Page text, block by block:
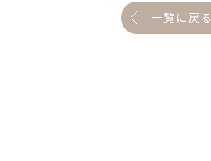
一覧に戻る